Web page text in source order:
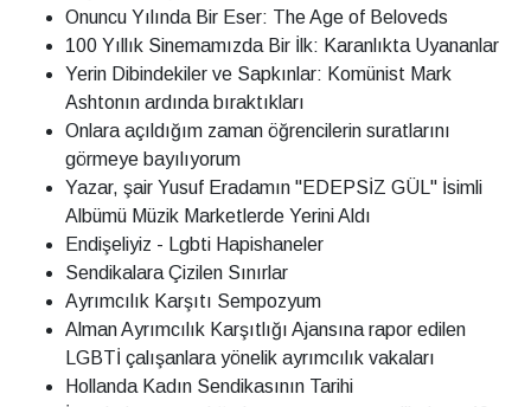
Onuncu Yılında Bir Eser: The Age of Beloveds
100 Yıllık Sinemamızda Bir İlk: Karanlıkta Uyananlar
Yerin Dibindekiler ve Sapkınlar: Komünist Mark
Ashtonın ardında bıraktıkları
Onlara açıldığım zaman öğrencilerin suratlarını
görmeye bayılıyorum
Yazar, şair Yusuf Eradamın "EDEPSİZ GÜL" İsimli
Albümü Müzik Marketlerde Yerini Aldı
Endişeliyiz - Lgbti Hapishaneler
Sendikalara Çizilen Sınırlar
Ayrımcılık Karşıtı Sempozyum
Alman Ayrımcılık Karşıtlığı Ajansına rapor edilen
LGBTİ çalışanlara yönelik ayrımcılık vakaları
Hollanda Kadın Sendikasının Tarihi